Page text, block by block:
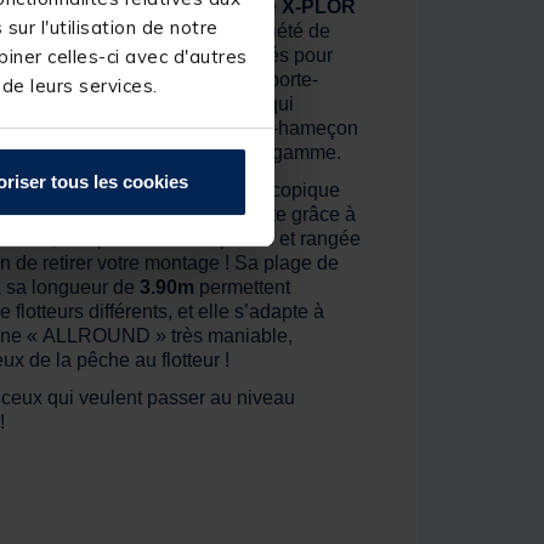
l'utilisation de notre
celles-ci avec d'autres
leurs services.
tous les cookies
les cannes anglaise X-PLOR
pour affronter une grande variété de
d’anneaux SIC surélevés pour
elles intègrent également un porte-
mixte EVA / liège AAA qui
durable. L’anneau accroche-hameçon
pour ce niveau de gamme.
390est un modèle télescopique
avantages. Très compacte grâce à
elle peut être transportée et rangée
de retirer votre montage ! Sa plage de
sa longueur de 3.90m permettent
flotteurs différents, et elle s’adapte à
« ALLROUND » très maniable,
de la pêche au flotteur !
qui veulent passer au niveau